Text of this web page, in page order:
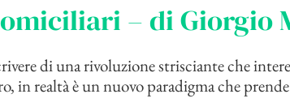
– di Giorgio
di una rivoluzione strisciante che
in realtà è un nuovo paradigma che